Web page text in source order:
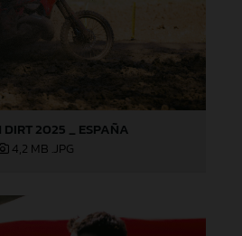
DIRT 2025 _ ESPAÑA
4,2 MB .JPG